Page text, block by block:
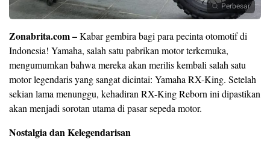
Perbesar
Zonabrita.com –Kabar gembira bagi para pecinta otomotif di
Indonesia! Yamaha, salah satu pabrikan motor terkemuka,
mengumumkan bahwa mereka akan merilis kembali salah satu
motor legendaris yang sangat dicintai: Yamaha RX-King. Setelah
sekian lama menunggu, kehadiran RX-King Reborn ini dipastikan
akan menjadi sorotan utama di pasar sepeda motor.
Nostalgia dan Kelegendarisan